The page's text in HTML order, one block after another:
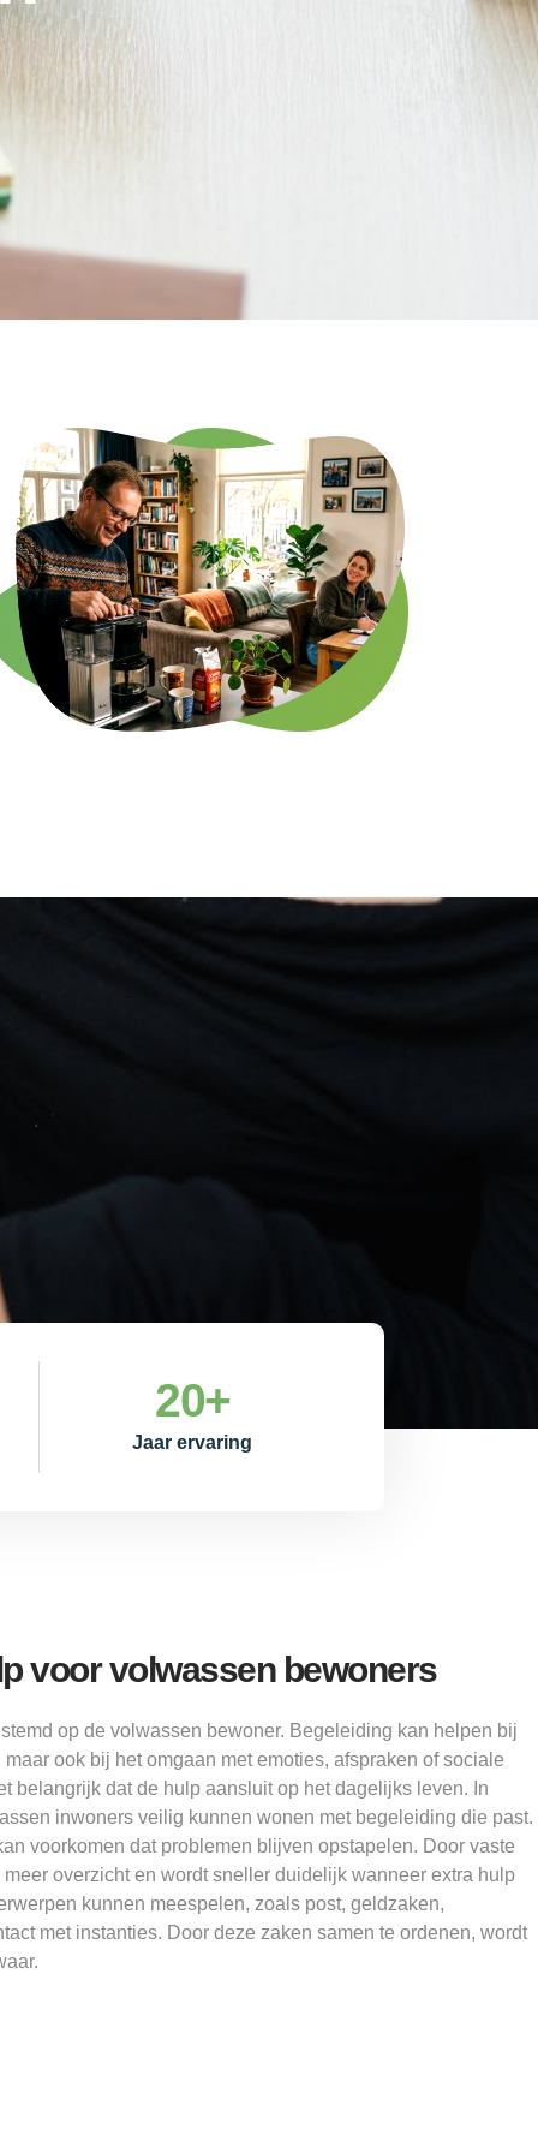
Jaar ervaring
20+
voor volwassen bewoners
op de volwassen bewoner. Begeleiding kan helpen bij
ook bij het omgaan met emoties, afspraken of sociale
belangrijk dat de hulp aansluit op het dagelijks leven. In
inwoners veilig kunnen wonen met begeleiding die past.
voorkomen dat problemen blijven opstapelen. Door vaste
overzicht en wordt sneller duidelijk wanneer extra hulp
kunnen meespelen, zoals post, geldzaken,
met instanties. Door deze zaken samen te ordenen, wordt